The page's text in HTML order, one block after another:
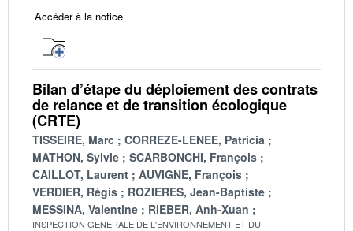
Accéder à la notice
Bilan d’étape du déploiement des contrats
de relance et de transition écologique
(CRTE)
TISSEIRE, Marc
CORREZE-LENEE, Patricia
MATHON, Sylvie
SCARBONCHI, François
CAILLOT, Laurent
AUVIGNE, François
VERDIER, Régis
ROZIERES, Jean-Baptiste
MESSINA, Valentine
RIEBER, Anh-Xuan
INSPECTION GENERALE DE L'ENVIRONNEMENT ET DU